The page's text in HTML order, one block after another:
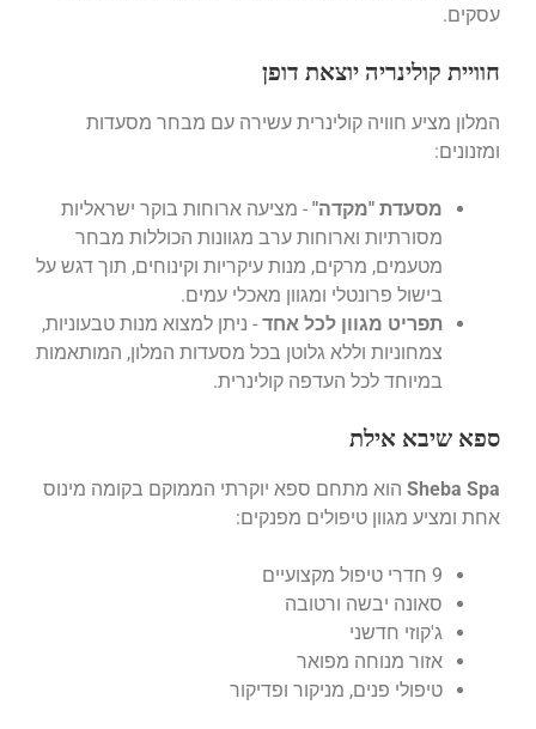
עסקים.
חוויית קולינריה יוצאת דופן
המלון מציע חוויה קולינרית עשירה עם מבחר מסעדות
ומזנונים:
מסעדת "מקדה" - מציעה ארוחות בוקר ישראליות
מסורתיות וארוחות ערב מגוונות הכוללות מבחר
מטעמים, מרקים, מנות עיקריות וקינוחים, תוך דגש על
בישול פרונטלי ומגוון מאכלי עמים.
תפריט מגוון לכל אחד - ניתן למצוא מנות טבעוניות,
צמחוניות וללא גלוטן בכל מסעדות המלון, המותאמות
במיוחד לכל העדפה קולינרית.
ספא שיבא אילת
Sheba Spa הוא מתחם ספא יוקרתי הממוקם בקומה מינוס
אחת ומציע מגוון טיפולים מפנקים:
9 חדרי טיפול מקצועיים
סאונה יבשה ורטובה
ג'קוזי חדשני
אזור מנוחה מפואר
טיפולי פנים, מניקור ופדיקור